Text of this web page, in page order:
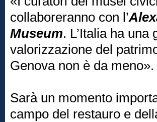
collaboreranno con l’
Museum. L’Italia ha
valorizzazione del
Genova non è da meno».
Sarà un momento
campo del restauro e